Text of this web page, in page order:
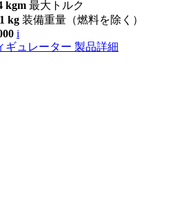
kgm 最大トルク
kg 装備重量（燃料を除く）
i
ギュレーター 製品詳細